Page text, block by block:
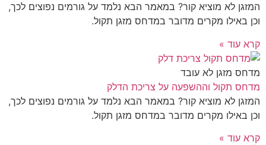
המזגן לא מוציא קור? במאמר הבא נלמד על גורמים נפוצים לכך,
וכן באילו מקרים מדובר במדחס מזגן תקול.
קרא עוד »
מדחס מזגן לא עובד
מדחס תקול וההשפעה על צריכת הדלק
המזגן לא מוציא קור? במאמר הבא נלמד על גורמים נפוצים לכך,
וכן באילו מקרים מדובר במדחס מזגן תקול.
קרא עוד »